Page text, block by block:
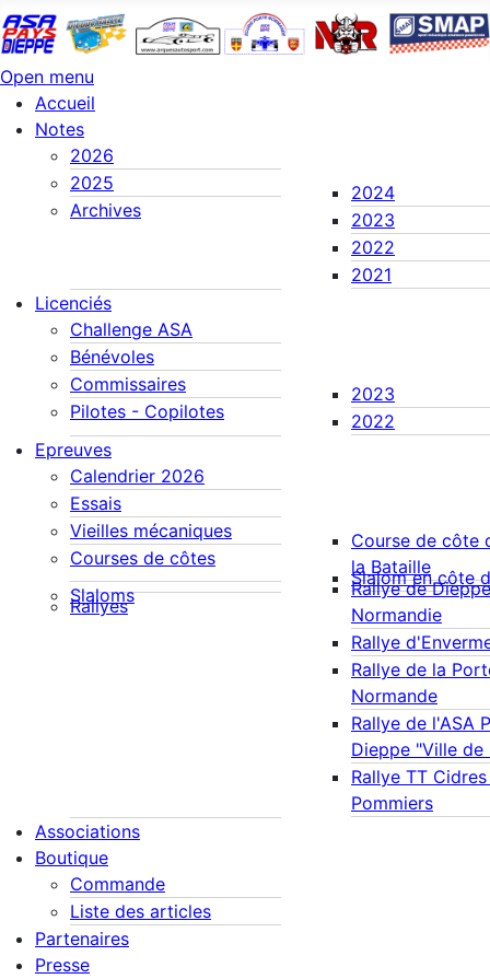
Open menu
Accueil
Notes
2026
2025
Archives
2024
2023
2022
2021
Licenciés
Challenge ASA
Bénévoles
Commissaires
Pilotes - Copilotes
2023
2022
Epreuves
Calendrier 2026
Essais
Vieilles mécaniques
Courses de côtes
Course de côte
la Bataille
Slaloms
Slalom en côte
Rallyes
Rallye de Dieppe
Normandie
Rallye
Rallye de la
Normande
Rallye de l'ASA
Dieppe "Ville de
Rallye TT
Pommiers
Associations
Boutique
Commande
Liste des articles
Partenaires
Presse